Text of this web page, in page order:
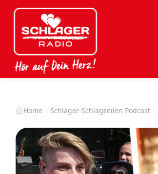
Home Schlager-Schlagzeilen Podcast